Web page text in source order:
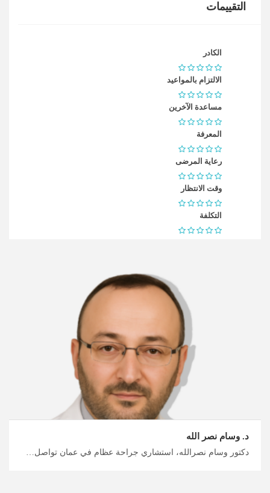
التقييمات
الكادر
الالتزام بالمواعيد
مساعدة الآخرين
المعرفة
رعاية المرضى
وقت الانتظار
التكلفة
د. وسام نصر الله
دكتور وسام نصرالله، استشاري جراحة عظام في عمان تواصل مع الخبراء الطبيين في الأردن، الذين يقودون الأبحاث في جراحة العظام في عمان للحصول على علاجات متقدمة، ميدكس الأردن هي خيارك الصحيح للحصول على رحلة علاجية